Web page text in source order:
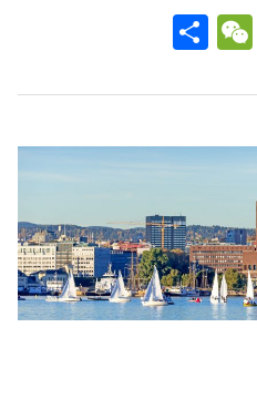
WeChat
Share